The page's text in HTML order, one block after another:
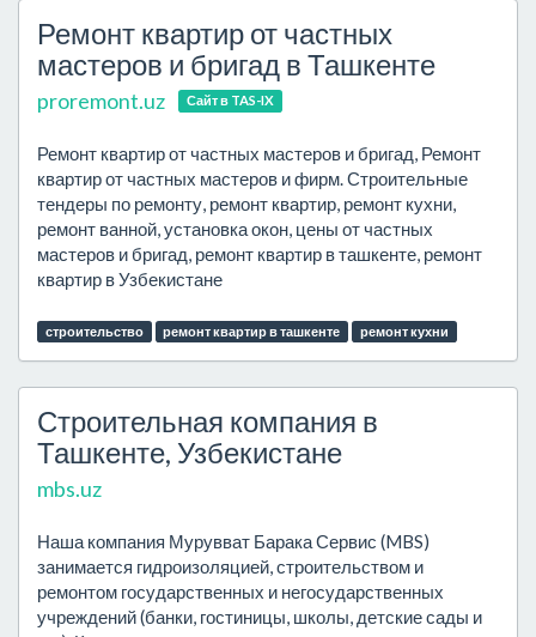
Ремонт квартир от частных
мастеров и бригад в Ташкенте
proremont.uz Сайт в TAS-IX
Ремонт квартир от частных мастеров и бригад, Ремонт
квартир от частных мастеров и фирм. Строительные
тендеры по ремонту, ремонт квартир, ремонт кухни,
ремонт ванной, установка окон, цены от частных
мастеров и бригад, ремонт квартир в ташкенте, ремонт
квартир в Узбекистане
строительство ремонт квартир в ташкенте ремонт кухни
Строительная компания в
Ташкенте, Узбекистане
mbs.uz
Наша компания Мурувват Барака Сервис (MBS)
занимается гидроизоляцией, строительством и
ремонтом государственных и негосударственных
учреждений (банки, гостиницы, школы, детские сады и